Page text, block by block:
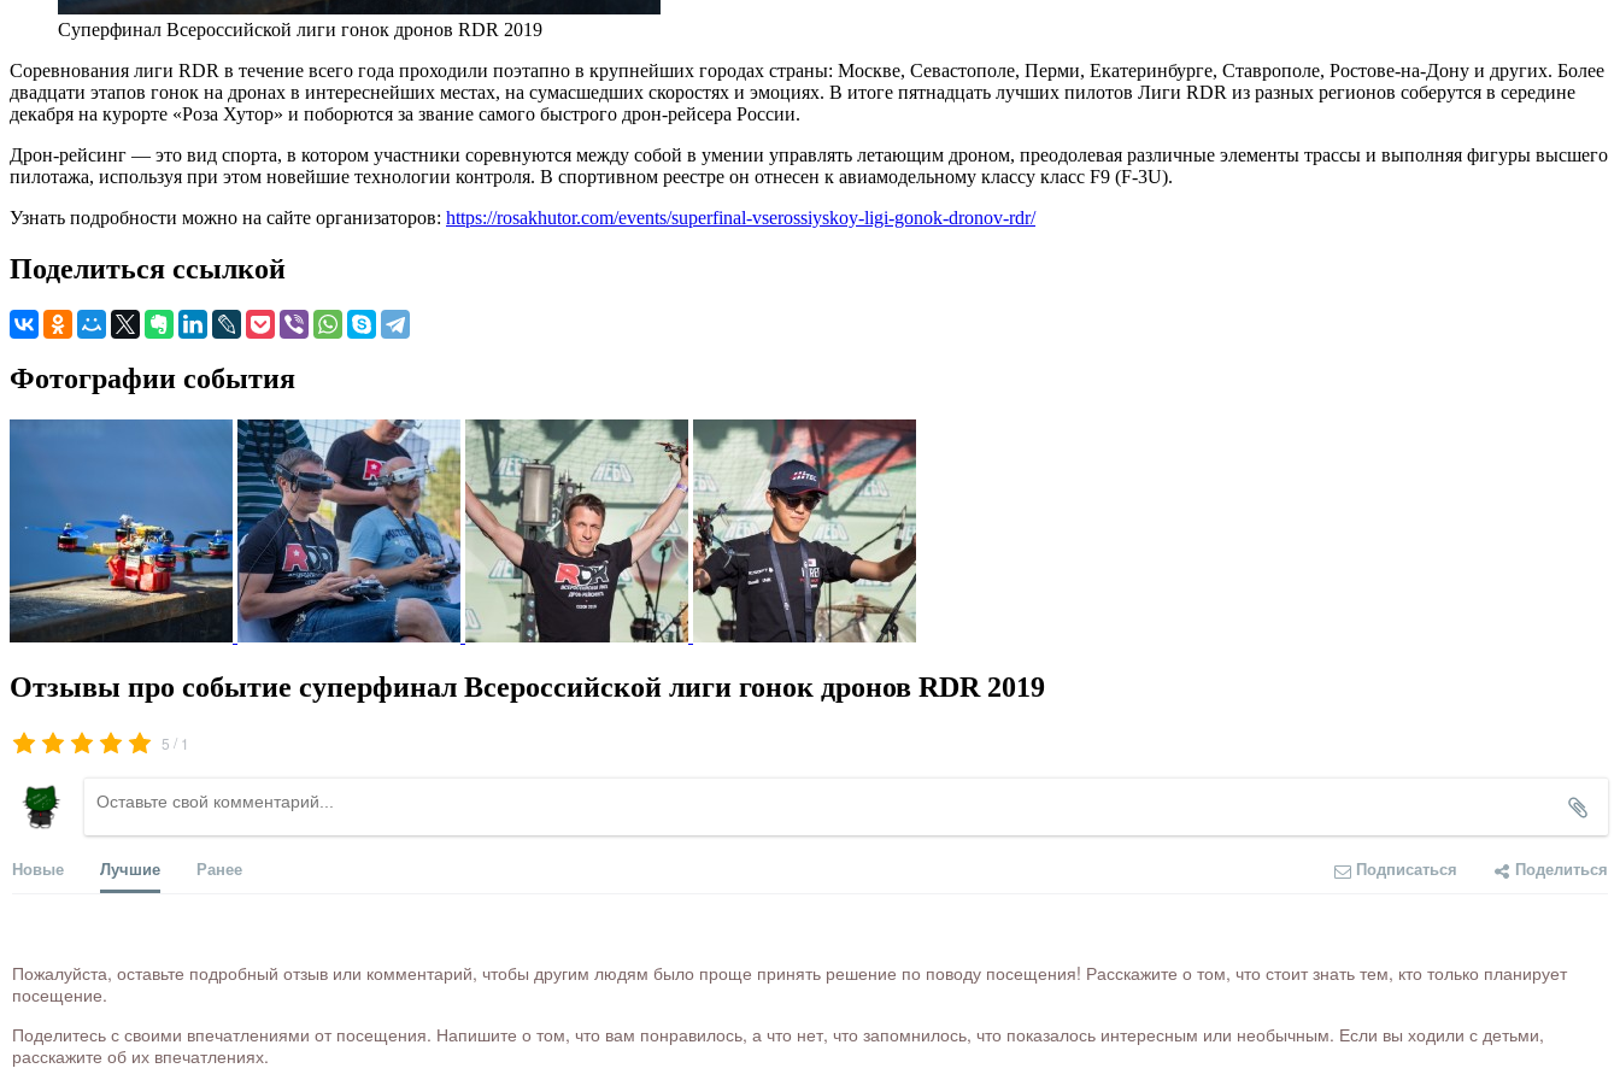
Суперфинал Всероссийской лиги гонок дронов RDR 2019
Соревнования лиги RDR в течение всего года проходили поэтапно в крупнейших городах страны: Москве, Севастополе, Перми, Екатеринбурге, Ставрополе, Ростове-на-Дону и других. Более
двадцати этапов гонок на дронах в интереснейших местах, на сумасшедших скоростях и эмоциях. В итоге пятнадцать лучших пилотов Лиги RDR из разных регионов соберутся в середине
декабря на курорте «Роза Хутор» и поборются за звание самого быстрого дрон-рейсера России.
Дрон-рейсинг — это вид спорта, в котором участники соревнуются между собой в умении управлять летающим дроном, преодолевая различные элементы трассы и выполняя фигуры высшего
пилотажа, используя при этом новейшие технологии контроля. В спортивном реестре он отнесен к авиамодельному классу класс F9 (F-3U).
Узнать подробности можно на сайте организаторов: https://rosakhutor.com/events/superfinal-vserossiyskoy-ligi-gonok-dronov-rdr/
Поделиться ссылкой
Фотографии события
Отзывы про событие суперфинал Всероссийской лиги гонок дронов RDR 2019
5 / 1
Новые Лучшие Ранее Подписаться Поделиться
Пожалуйста, оставьте подробный отзыв или комментарий, чтобы другим людям было проще принять решение по поводу посещения! Расскажите о том, что стоит знать тем, кто только планирует
посещение.
Поделитесь с своими впечатлениями от посещения. Напишите о том, что вам понравилось, а что нет, что запомнилось, что показалось интересным или необычным. Если вы ходили с детьми,
расскажите об их впечатлениях.